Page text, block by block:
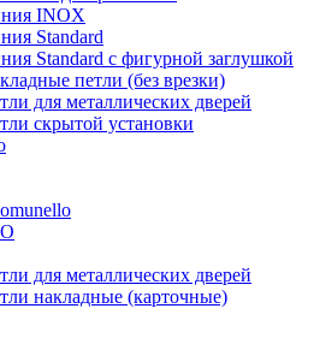
INOX
Standard
Standard с фигурной заглушкой
петли (без врезки)
для металлических дверей
скрытой установки
для металлических дверей
накладные (карточные)